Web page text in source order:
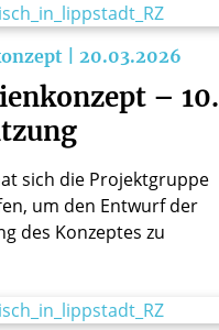
| 20.03.2026
– 10.
sich die Projektgruppe
um den Entwurf der
des Konzeptes zu